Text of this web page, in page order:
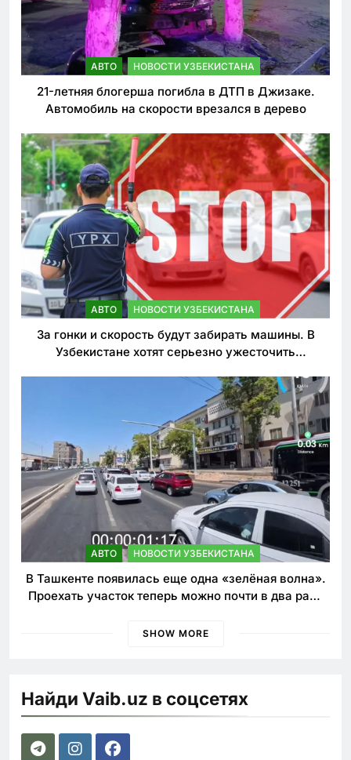
АВТО НОВОСТИ УЗБЕКИСТАНА
21-летняя блогерша погибла в ДТП в Джизаке.
Автомобиль на скорости врезался в дерево
АВТО НОВОСТИ УЗБЕКИСТАНА
За гонки и скорость будут забирать машины. В
Узбекистане хотят серьезно ужесточить
АВТО НОВОСТИ УЗБЕКИСТАНА
В Ташкенте появилась еще одна «зелёная волна».
Проехать участок теперь можно почти в два раза
SHOW MORE
Найди Vaib.uz в соцсетях